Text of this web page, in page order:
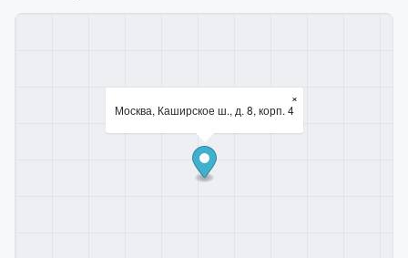
Москва, Каширское ш., д. 8, корп. 4
×